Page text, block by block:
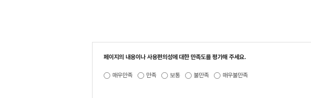
페이지의 내용이나 사용편의성에 대한 만족도를 평가해 주세요.
매우만족 만족 보통 불만족 매우불만족